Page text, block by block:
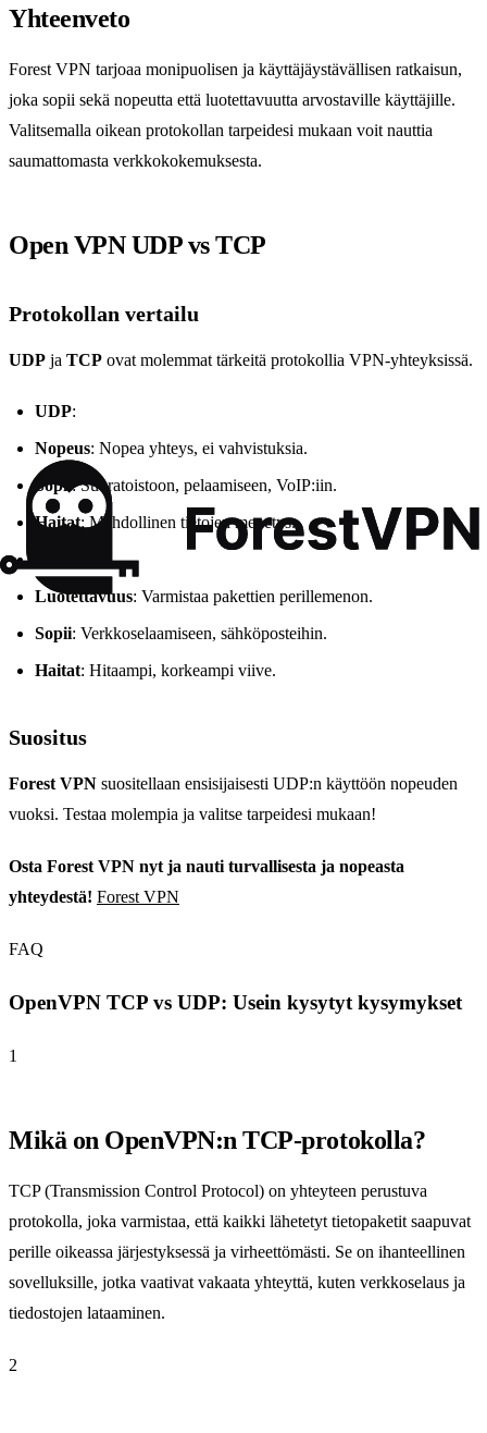
Yhteenveto
Forest VPN tarjoaa monipuolisen ja käyttäjäystävällisen ratkaisun,
joka sopii sekä nopeutta että luotettavuutta arvostaville käyttäjille.
Valitsemalla oikean protokollan tarpeidesi mukaan voit nauttia
saumattomasta verkkokokemuksesta.
Open VPN UDP vs TCP
Protokollan vertailu
UDP ja TCP ovat molemmat tärkeitä protokollia VPN-yhteyksissä.
UDP:
Nopeus: Nopea yhteys, ei vahvistuksia.
Sopii : Suoratoistoon, pelaamiseen, VoIP:iin.
Haitat: Mahdollinen tietojen menetys.
Luotettavuus: Varmistaa pakettien perillemenon.
Sopii: Verkkoselaamiseen, sähköposteihin.
Haitat: Hitaampi, korkeampi viive.
Suositus
Forest VPN suositellaan ensisijaisesti UDP:n käyttöön nopeuden
vuoksi. Testaa molempia ja valitse tarpeidesi mukaan!
Osta Forest VPN nyt ja nauti turvallisesta ja nopeasta
yhteydestä! Forest VPN
FAQ
OpenVPN TCP vs UDP: Usein kysytyt kysymykset
1
Mikä on OpenVPN:n TCP-protokolla?
TCP (Transmission Control Protocol) on yhteyteen perustuva
protokolla, joka varmistaa, että kaikki lähetetyt tietopaketit saapuvat
perille oikeassa järjestyksessä ja virheettömästi. Se on ihanteellinen
sovelluksille, jotka vaativat vakaata yhteyttä, kuten verkkoselaus ja
tiedostojen lataaminen.
2